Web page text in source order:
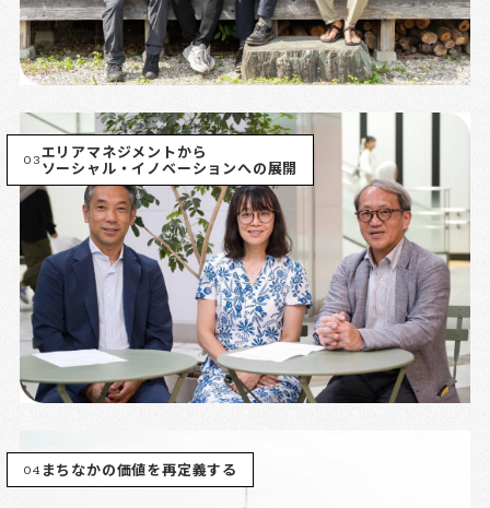
03エリアマネジメントから
ソーシャル・イノベーションへの展開
04 まちなかの価値を再定義する